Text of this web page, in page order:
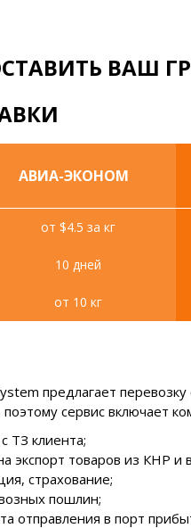
ВАШ
АВИА-ЭКОНОМ
от $4.5 за кг
10 дней
от 10 кг
предлагает
сервис включает
ТЗ клиента;
экспорт товаров из КНР и
страхование;
пошлин;
отправления в порт